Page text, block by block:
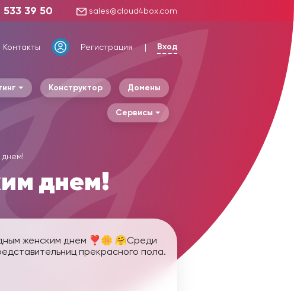
39 50 sales@cloud4box.com
Контакты Регистрация Вход
Конструктор Домены
Сервисы
днем!
днем!
женским днем ❣️🌼 🤗Среди
прекрасного пола.